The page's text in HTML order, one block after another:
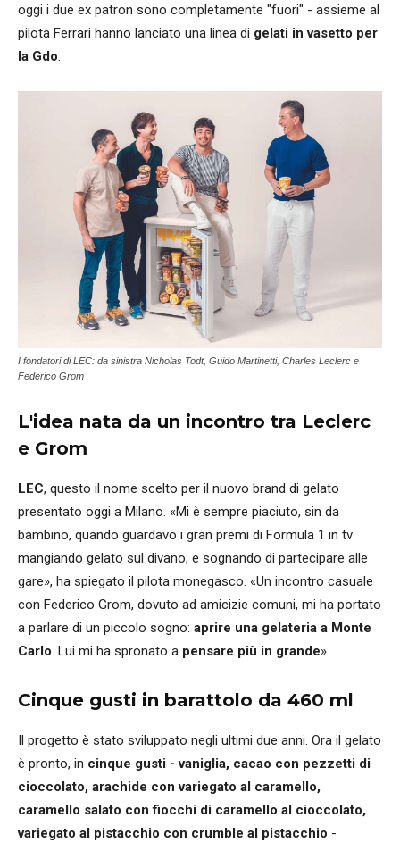
oggi i due ex patron sono completamente "fuori" - assieme al
pilota Ferrari hanno lanciato una linea di gelati in vasetto per
la Gdo.
I fondatori di LEC: da sinistra Nicholas Todt, Guido Martinetti, Charles Leclerc e
Federico Grom
L'idea nata da un incontro tra Leclerc
e Grom
LEC, questo il nome scelto per il nuovo brand di gelato
presentato oggi a Milano. «Mi è sempre piaciuto, sin da
bambino, quando guardavo i gran premi di Formula 1 in tv
mangiando gelato sul divano, e sognando di partecipare alle
gare», ha spiegato il pilota monegasco. «Un incontro casuale
con Federico Grom, dovuto ad amicizie comuni, mi ha portato
a parlare di un piccolo sogno: aprire una gelateria a Monte
Carlo. Lui mi ha spronato a pensare più in grande».
Cinque gusti in barattolo da 460 ml
Il progetto è stato sviluppato negli ultimi due anni. Ora il gelato
è pronto, in cinque gusti - vaniglia, cacao con pezzetti di
cioccolato, arachide con variegato al caramello,
caramello salato con fiocchi di caramello al cioccolato,
variegato al pistacchio con crumble al pistacchio -